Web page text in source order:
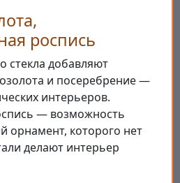
роспись
стекла добавляют
и посеребрение —
интерьеров.
— возможность
орнамент, которого нет
делают интерьер